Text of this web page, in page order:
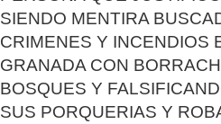
SIENDO MENTIRA
CRIMENES Y INCENDIOS
GRANADA CON
BOSQUES Y
SUS PORQUERIAS Y